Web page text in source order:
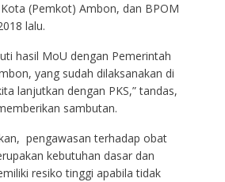
(Pemkot) Ambon, dan BPOM
lalu.
hasil MoU dengan Pemerintah
yang sudah dilaksanakan di
lanjutkan dengan PKS,” tandas,
sambutan.
pengawasan terhadap obat
kebutuhan dasar dan
resiko tinggi apabila tidak